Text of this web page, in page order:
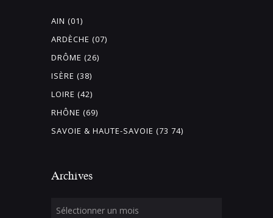
AIN (01)
ARDÈCHE (07)
DRÔME (26)
ISÈRE (38)
LOIRE (42)
RHÔNE (69)
SAVOIE & HAUTE-SAVOIE (73 74)
Archives